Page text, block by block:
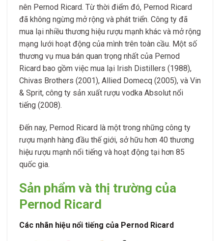
nên Pernod Ricard. Từ thời điểm đó, Pernod Ricard
đã không ngừng mở rộng và phát triển. Công ty đã
mua lại nhiều thương hiệu rượu mạnh khác và mở rộng
mạng lưới hoạt động của mình trên toàn cầu. Một số
thương vụ mua bán quan trọng nhất của Pernod
Ricard bao gồm việc mua lại Irish Distillers (1988),
Chivas Brothers (2001), Allied Domecq (2005), và Vin
& Sprit, công ty sản xuất rượu vodka Absolut nổi
tiếng (2008).
Đến nay, Pernod Ricard là một trong những công ty
rượu mạnh hàng đầu thế giới, sở hữu hơn 40 thương
hiệu rượu mạnh nổi tiếng và hoạt động tại hơn 85
quốc gia.
Sản phẩm và thị trường của
Pernod Ricard
Các nhãn hiệu nổi tiếng của Pernod Ricard